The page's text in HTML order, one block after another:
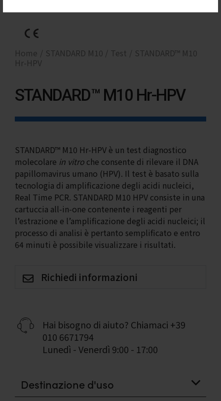
Home STANDARD M10 Test
STANDARD™ M10
Hr-HPV
STANDARD™ M10 Hr-HPV
STANDARD™ M10 Hr-HPV è un test diagnostico
molecolare in vitro che consente di rilevare il DNA
papillomavirus umano (HPV). Il test è basato sulla
tecnologia di amplificazione degli acidi nucleici,
Real Time PCR. STANDARD M10 HPV consiste in una
cartuccia all-in-one contenente i reagenti per
l’estrazione e l’amplificazione degli acidi nucleici; il
processo di analisi è pertanto semplificato e entro
64 minuti è possibile visualizzare i risultati.
Richiedi informazioni
Hai bisogno di aiuto? Chiamaci +39
010 6671794
Lunedì - Venerdì 9:00 - 17:00
Destinazione d'uso